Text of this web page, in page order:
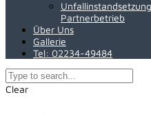
Partnerbetrieb
Über Uns
Gallerie
Tel: 02234-49484
Clear